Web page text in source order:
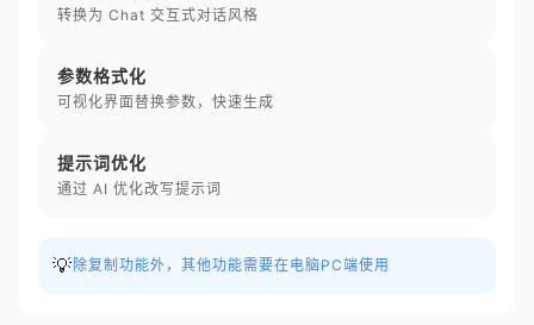
转换为 Chat 交互式对话风格
参数格式化
可视化界面替换参数，快速生成
提示词优化
通过 AI 优化改写提示词
💡 除复制功能外，其他功能需要在电脑PC端使用